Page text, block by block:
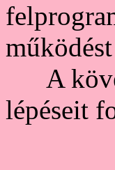
A
lépéseit